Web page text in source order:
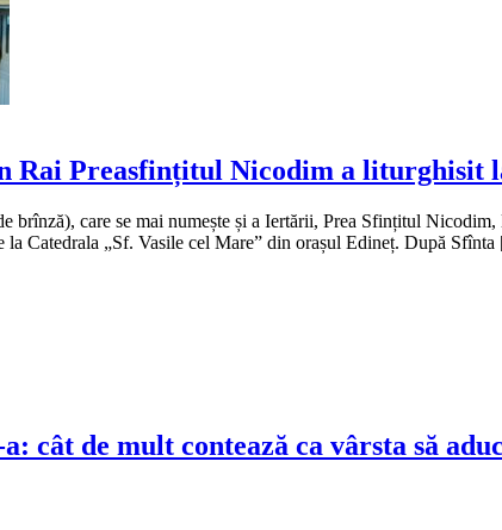
Preasfințitul Nicodim a liturghisit
care se mai numește și a Iertării, Prea Sfințitul
Catedrala „Sf. Vasile cel Mare” din orașul Edineț. După
cât de mult contează ca vârsta să